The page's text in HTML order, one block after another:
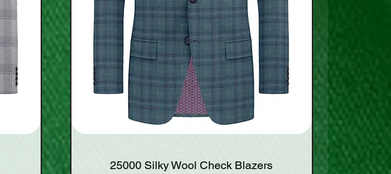
25000 Silky Wool Check Blazers